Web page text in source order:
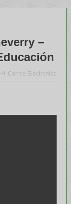
–
Correo Electrónico